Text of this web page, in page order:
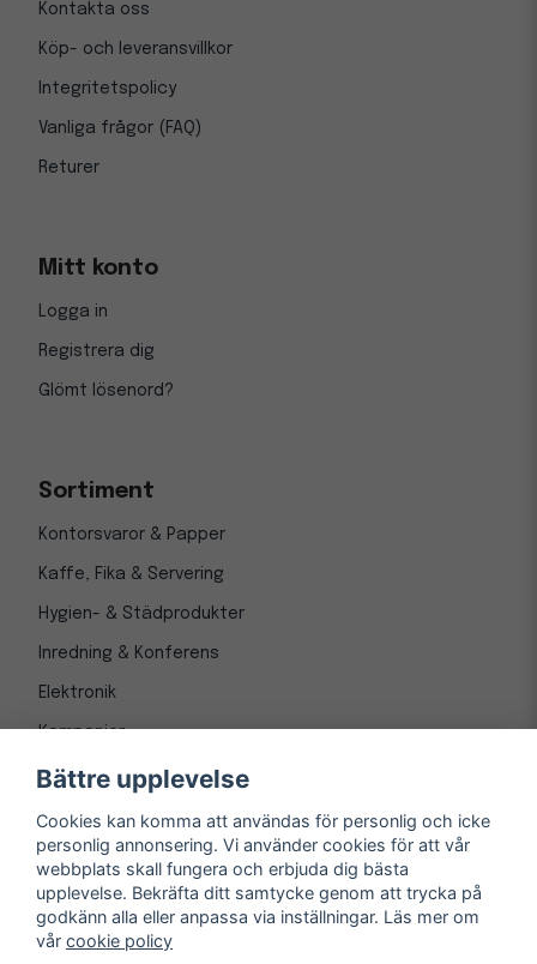
Kontakta oss
Köp- och leveransvillkor
Integritetspolicy
Vanliga frågor (FAQ)
Returer
Mitt konto
Logga in
Registrera dig
Glömt lösenord?
Sortiment
Kontorsvaror & Papper
Kaffe, Fika & Servering
Hygien- & Städprodukter
Inredning & Konferens
Elektronik
Kampanjer
© Copyright 1997-2026
Bättre upplevelse
Cookies kan komma att användas för personlig och icke
personlig annonsering. Vi använder cookies för att vår
webbplats skall fungera och erbjuda dig bästa
upplevelse. Bekräfta ditt samtycke genom att trycka på
godkänn alla eller anpassa via inställningar. Läs mer om
vår cookie policy